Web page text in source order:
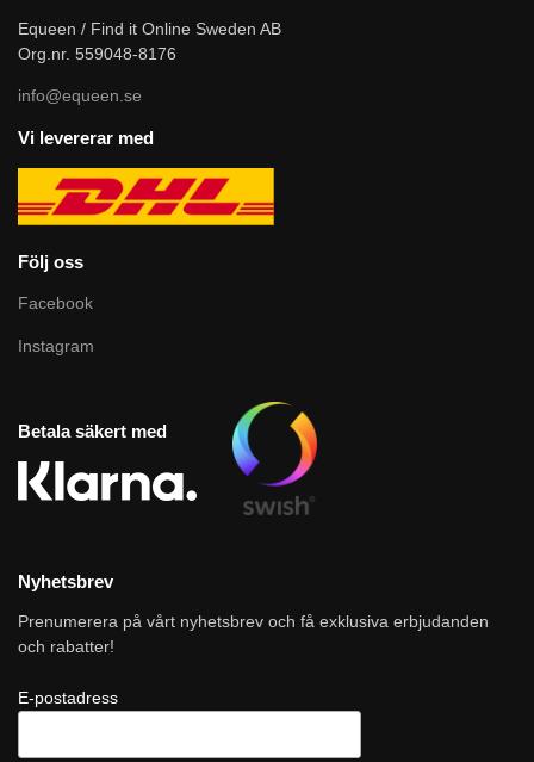
Equeen / Find it Online Sweden AB
Org.nr. 559048-8176
info@equeen.se
Vi levererar med
Följ oss
Facebook
Instagram
Betala säkert med
Nyhetsbrev
Prenumerera på vårt nyhetsbrev och få exklusiva erbjudanden
och rabatter!
E-postadress